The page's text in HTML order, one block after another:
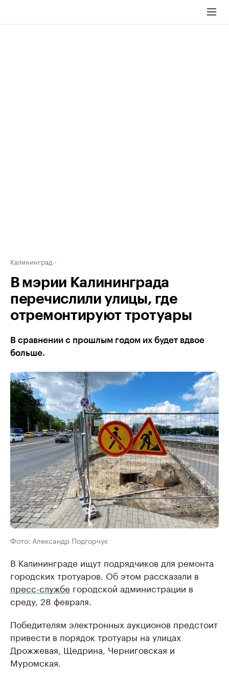
Калининград
В мэрии Калининграда
перечислили улицы, где
отремонтируют тротуары
В сравнении с прошлым годом их будет вдвое
больше.
Фото: Александр Подгорчук
В Калининграде ищут подрядчиков для ремонта
городских тротуаров. Об этом рассказали в
пресс-службе городской администрации в
среду, 28 февраля.
Победителям электронных аукционов предстоит
привести в порядок тротуары на улицах
Дрожжевая, Щедрина, Черниговская и
Муромская.